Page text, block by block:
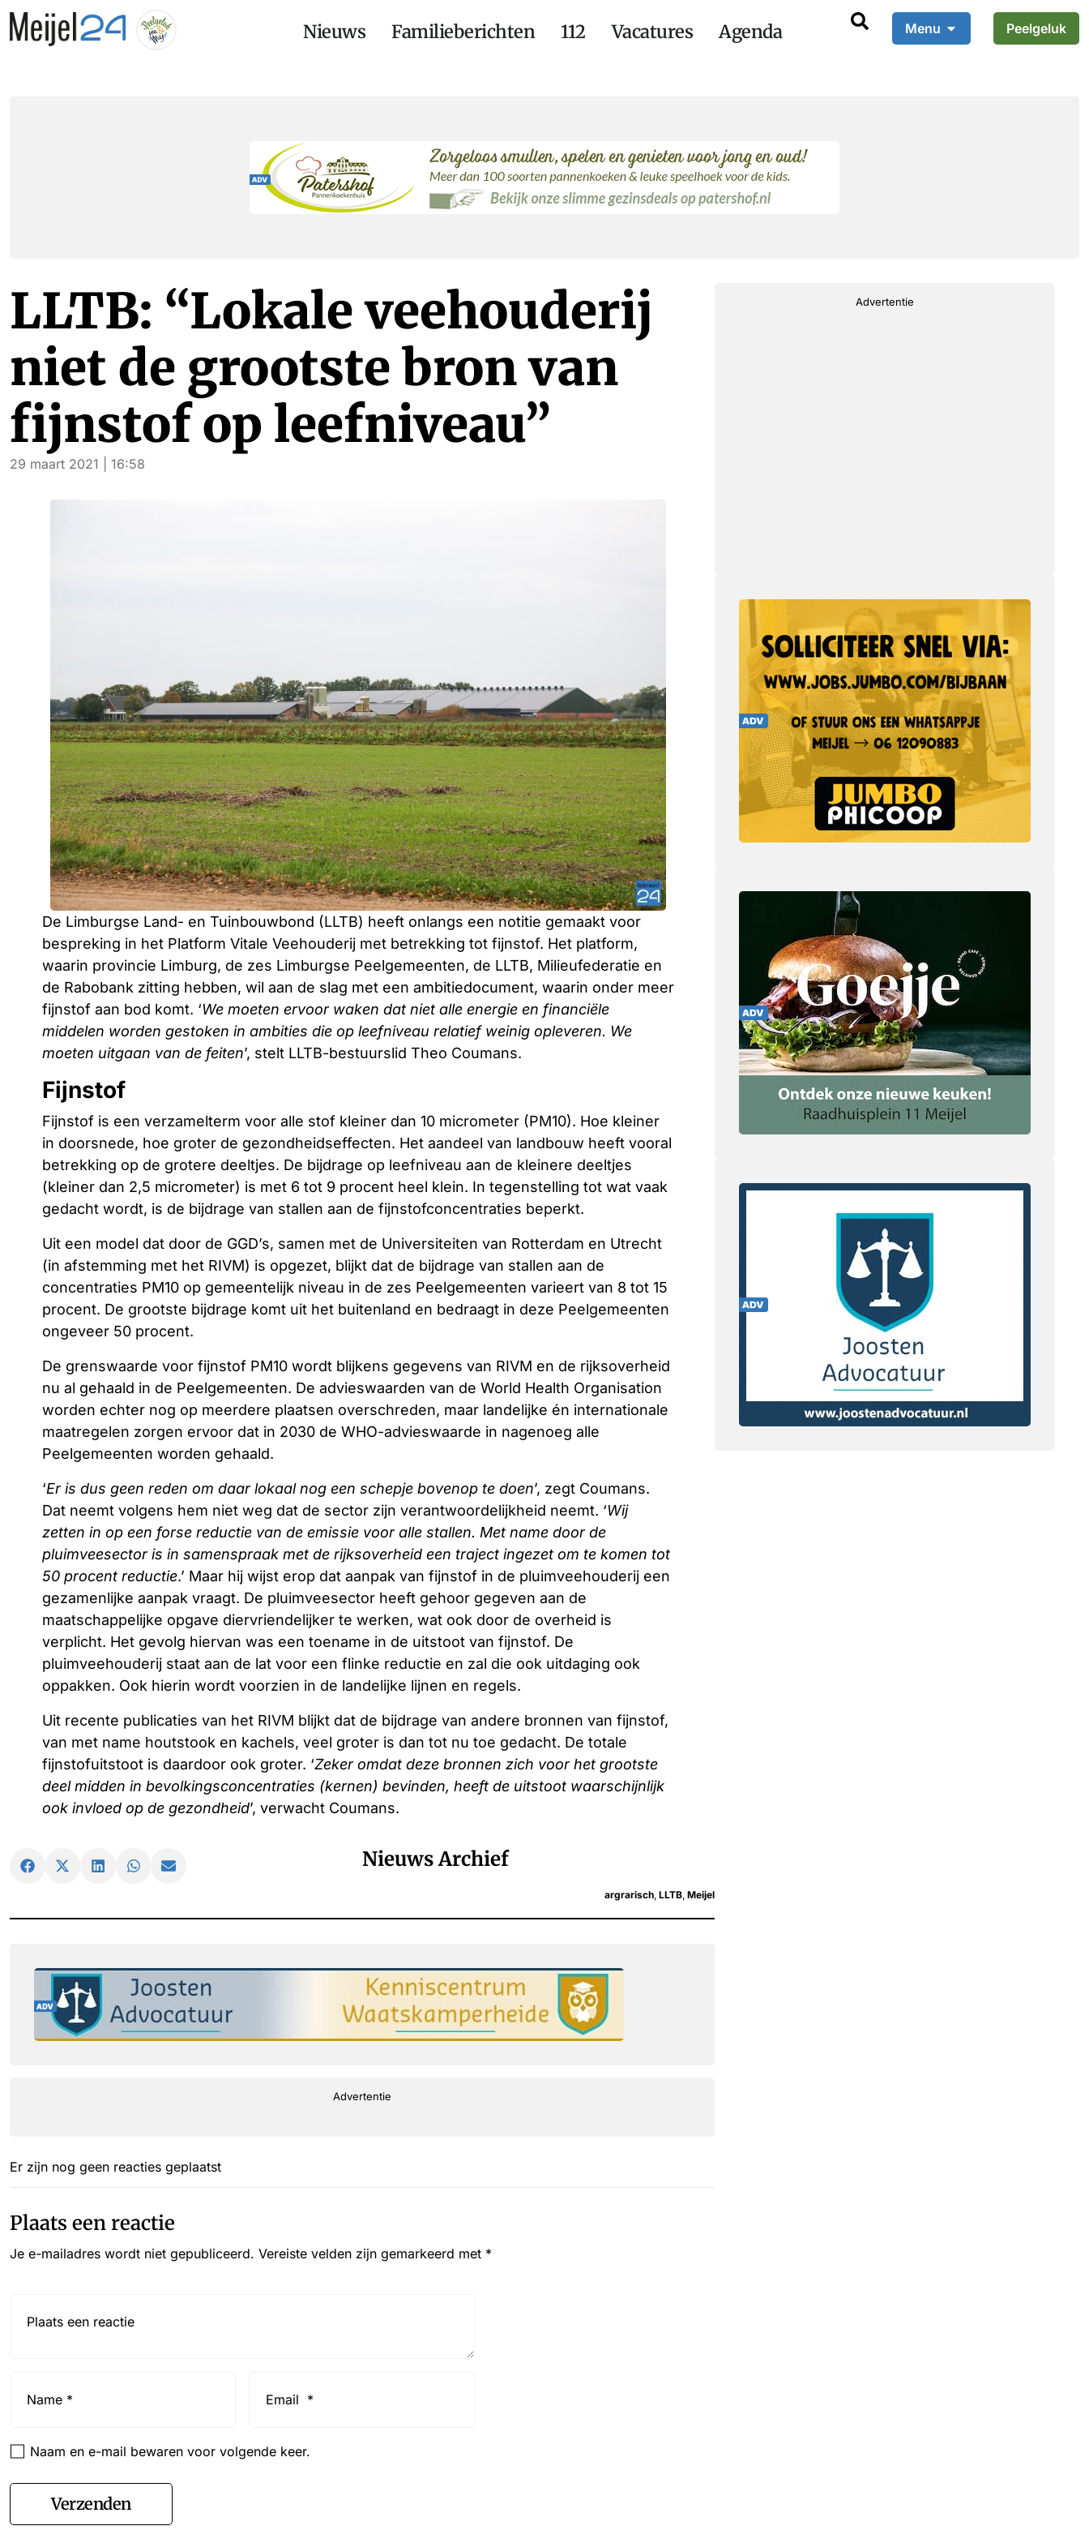
Nieuws Familieberichten 112 Vacatures Agenda Menu Peelgeluk
LLTB: “Lokale veehouderij
niet de grootste bron van
fijnstof op leefniveau”
29 maart 2021 | 16:58
De Limburgse Land- en Tuinbouwbond (LLTB) heeft onlangs een notitie gemaakt voor
bespreking in het Platform Vitale Veehouderij met betrekking tot fijnstof. Het platform,
waarin provincie Limburg, de zes Limburgse Peelgemeenten, de LLTB, Milieufederatie en
de Rabobank zitting hebben, wil aan de slag met een ambitiedocument, waarin onder meer
fijnstof aan bod komt. ‘We moeten ervoor waken dat niet alle energie en financiële
middelen worden gestoken in ambities die op leefniveau relatief weinig opleveren. We
moeten uitgaan van de feiten’, stelt LLTB-bestuurslid Theo Coumans.
Fijnstof
Fijnstof is een verzamelterm voor alle stof kleiner dan 10 micrometer (PM10). Hoe kleiner
in doorsnede, hoe groter de gezondheidseffecten. Het aandeel van landbouw heeft vooral
betrekking op de grotere deeltjes. De bijdrage op leefniveau aan de kleinere deeltjes
(kleiner dan 2,5 micrometer) is met 6 tot 9 procent heel klein. In tegenstelling tot wat vaak
gedacht wordt, is de bijdrage van stallen aan de fijnstofconcentraties beperkt.
Uit een model dat door de GGD’s, samen met de Universiteiten van Rotterdam en Utrecht
(in afstemming met het RIVM) is opgezet, blijkt dat de bijdrage van stallen aan de
concentraties PM10 op gemeentelijk niveau in de zes Peelgemeenten varieert van 8 tot 15
procent. De grootste bijdrage komt uit het buitenland en bedraagt in deze Peelgemeenten
ongeveer 50 procent.
De grenswaarde voor fijnstof PM10 wordt blijkens gegevens van RIVM en de rijksoverheid
nu al gehaald in de Peelgemeenten. De advieswaarden van de World Health Organisation
worden echter nog op meerdere plaatsen overschreden, maar landelijke én internationale
maatregelen zorgen ervoor dat in 2030 de WHO-advieswaarde in nagenoeg alle
Peelgemeenten worden gehaald.
‘Er is dus geen reden om daar lokaal nog een schepje bovenop te doen’, zegt Coumans.
Dat neemt volgens hem niet weg dat de sector zijn verantwoordelijkheid neemt. ‘Wij
zetten in op een forse reductie van de emissie voor alle stallen. Met name door de
pluimveesector is in samenspraak met de rijksoverheid een traject ingezet om te komen tot
50 procent reductie.’ Maar hij wijst erop dat aanpak van fijnstof in de pluimveehouderij een
gezamenlijke aanpak vraagt. De pluimveesector heeft gehoor gegeven aan de
maatschappelijke opgave diervriendelijker te werken, wat ook door de overheid is
verplicht. Het gevolg hiervan was een toename in de uitstoot van fijnstof. De
pluimveehouderij staat aan de lat voor een flinke reductie en zal die ook uitdaging ook
oppakken. Ook hierin wordt voorzien in de landelijke lijnen en regels.
Uit recente publicaties van het RIVM blijkt dat de bijdrage van andere bronnen van fijnstof,
van met name houtstook en kachels, veel groter is dan tot nu toe gedacht. De totale
fijnstofuitstoot is daardoor ook groter. ‘Zeker omdat deze bronnen zich voor het grootste
deel midden in bevolkingsconcentraties (kernen) bevinden, heeft de uitstoot waarschijnlijk
ook invloed op de gezondheid’, verwacht Coumans.
Nieuws Archief
argrarisch LLTB Meijel
Advertentie
Er zijn nog geen reacties geplaatst
Plaats een reactie
Je e-mailadres wordt niet gepubliceerd. Vereiste velden zijn gemarkeerd met *
Naam en e-mail bewaren voor volgende keer.
Verzenden
Advertentie